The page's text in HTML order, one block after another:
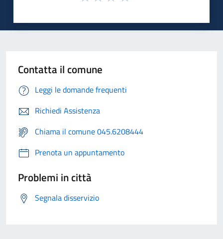
Contatta il comune
Leggi le domande frequenti
Richiedi Assistenza
Chiama il comune 045.6208444
Prenota un appuntamento
Problemi in città
Segnala disservizio